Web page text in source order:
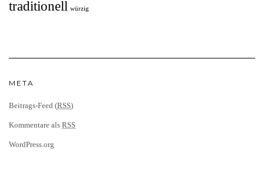
traditionell würzig
META
Beitrags-Feed (RSS)
Kommentare als RSS
WordPress.org